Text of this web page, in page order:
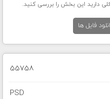
دارید این بخش را بررسی کنید.
فایل ها
55758
PSD